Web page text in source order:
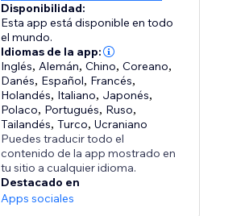
Disponibilidad:
Esta app está disponible en todo
el mundo.
Idiomas de la app:
Inglés, Alemán,Chino,Coreano,
Danés, Español, Francés,
Holandés, Italiano, Japonés,
Polaco, Portugués, Ruso,
Tailandés,Turco,Ucraniano
Puedes traducir todo el
contenido de la app mostrado en
tu sitio a cualquier idioma.
Destacado en
Apps sociales